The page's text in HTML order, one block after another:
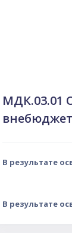
МДК.03.01
В результате
В результате